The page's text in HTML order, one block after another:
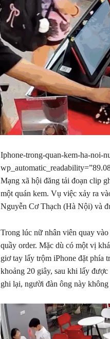
Iphone-trong-quan-kem-ha-noi-
Mạng xã hội đăng tải đoạn clip
một quán kem. Vụ việc xảy ra
Nguyễn Cơ Thạch (Hà Nội) và
Trong lúc nữ nhân viên quay
quầy order. Mặc dù có một vị
giơ tay lấy trộm iPhone đặt phía
khoảng 20 giây, sau khi lấy được
ghi lại, người đàn ông này